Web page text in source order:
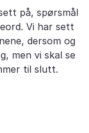
på, spørsmål
Vi har sett
dersom og
men vi skal se
til slutt.